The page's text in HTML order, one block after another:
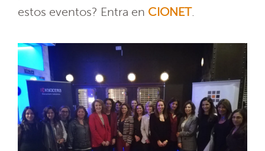
estos eventos? Entra en CIONET.